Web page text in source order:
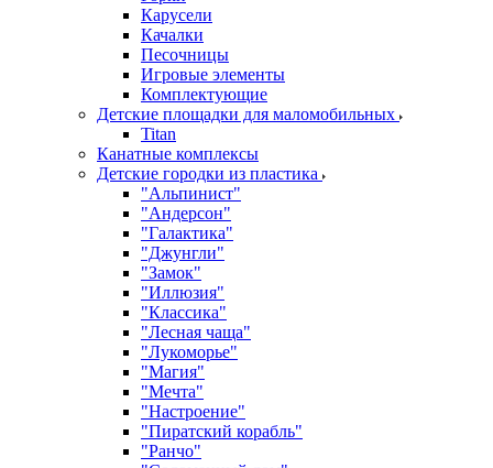
Карусели
Качалки
Песочницы
Игровые элементы
Комплектующие
Детские площадки для маломобильных
Titan
Канатные комплексы
Детские городки из пластика
"Альпинист"
"Андерсон"
"Галактика"
"Джунгли"
"Замок"
"Иллюзия"
"Классика"
"Лесная чаща"
"Лукоморье"
"Магия"
"Мечта"
"Настроение"
"Пиратский корабль"
"Ранчо"